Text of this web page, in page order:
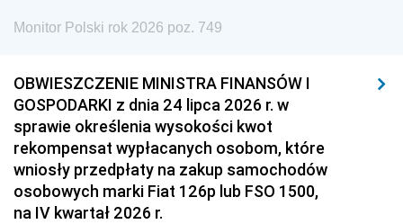
Monitor Polski rok 2026 poz. 749
OBWIESZCZENIE MINISTRA FINANSÓW I
GOSPODARKI z dnia 24 lipca 2026 r. w
sprawie określenia wysokości kwot
rekompensat wypłacanych osobom, które
wniosły przedpłaty na zakup samochodów
osobowych marki Fiat 126p lub FSO 1500,
na IV kwartał 2026 r.